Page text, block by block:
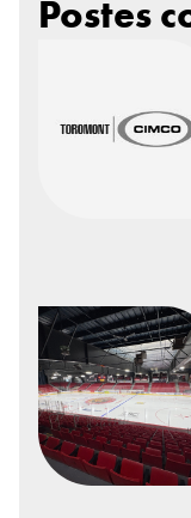
Postes